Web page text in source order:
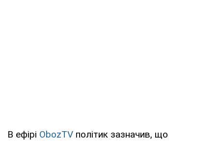
В ефірі ObozTV політик зазначив, що